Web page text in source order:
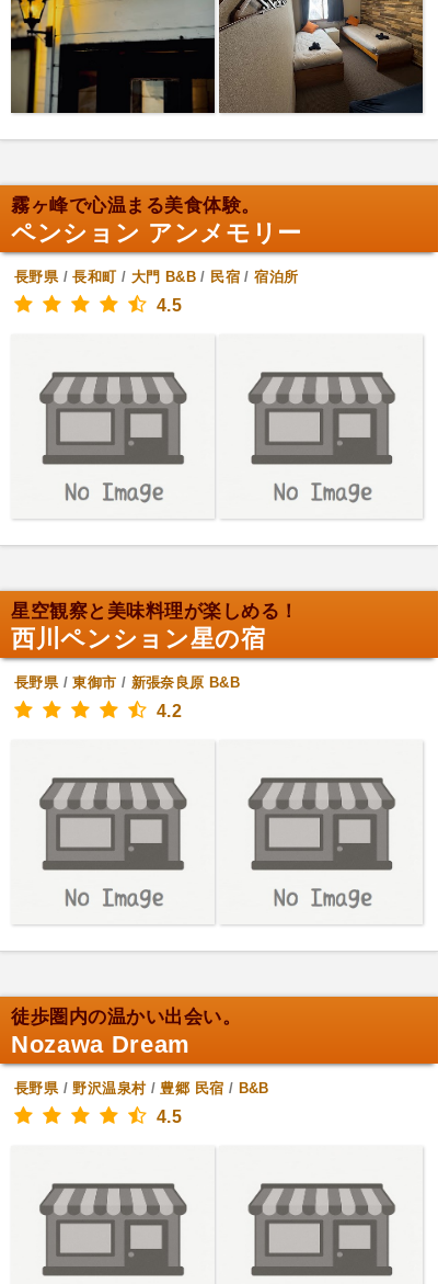
霧ヶ峰で心温まる美食体験。
ペンション アンメモリー
長野県/長和町/ 大門 B&B / 民宿/宿泊所
4.5
星空観察と美味料理が楽しめる！
西川ペンション星の宿
長野県/東御市 / 新張奈良原 B&B
4.2
徒歩圏内の温かい出会い。
Nozawa Dream
長野県/野沢温泉村/豊郷 民宿 / B&B
4.5